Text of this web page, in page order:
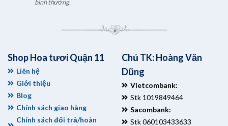
bình thường.
Shop Hoa tươi Quận 11
Liên hệ
Giới thiệu
Blog
Chính sách giao hàng
Chính sách đổi trả/hoàn
Chủ TK: Hoàng Văn
Dũng
Vietcombank:
Stk 1019849464
Sacombank:
Stk 060103433633